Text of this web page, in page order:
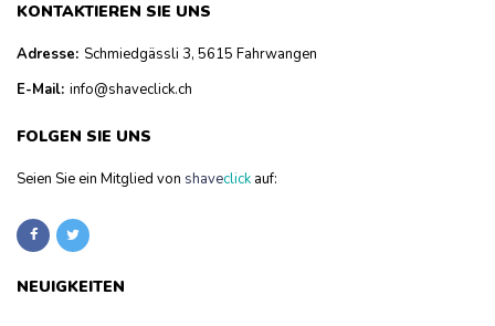
KONTAKTIEREN SIE UNS
Adresse: Schmiedgässli 3, 5615 Fahrwangen
E-Mail: info@shaveclick.ch
FOLGEN SIE UNS
Seien Sie ein Mitglied von shaveclick auf:
NEUIGKEITEN